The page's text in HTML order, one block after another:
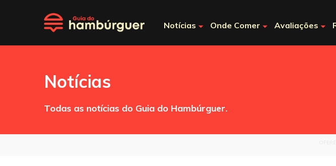
Notícias Onde Comer Avaliações
Notícias
Todas as notícias do Guia do Hambúrguer.